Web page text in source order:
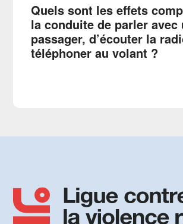
Quels sont les effets
la conduite de parler avec
passager, d’écouter la
téléphoner au volant ?